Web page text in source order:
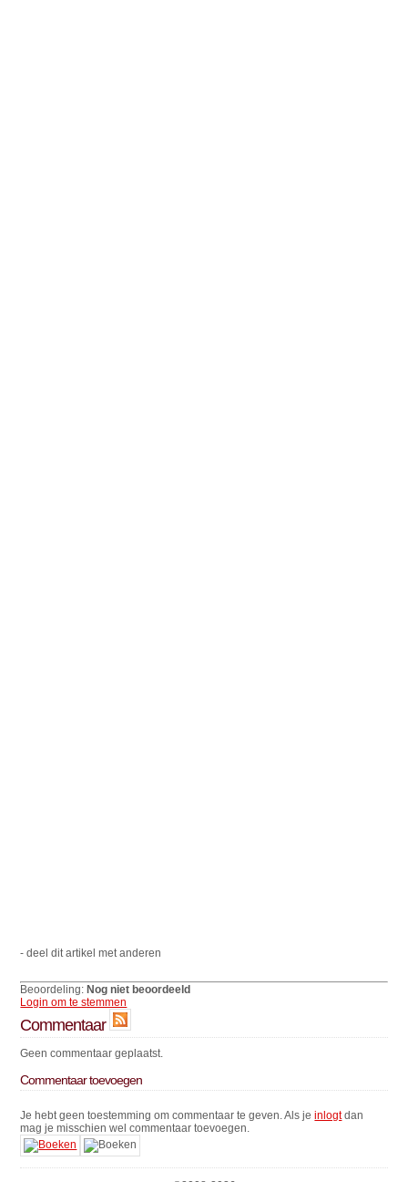
- deel dit artikel met anderen
Beoordeling:Nog niet beoordeeld
Login om te stemmen
Commentaar
Geen commentaar geplaatst.
Commentaar toevoegen
Je hebt geen toestemming om commentaar te geven. Als jeinlogtdan
mag je misschien wel commentaar toevoegen.